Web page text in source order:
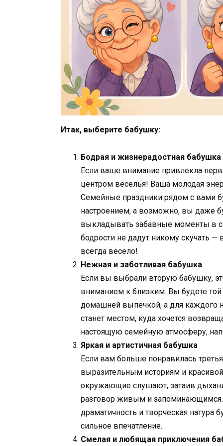
Итак, выберите бабушку:
Бодрая и жизнерадостная бабушка
Если ваше внимание привлекла
центром веселья! Ваша молодая
Семейные праздники рядом с вами
настроением, а возможно, вы даже
выкладывать забавные моменты в
бодрости не дадут никому скучать
всегда весело!
Нежная и заботливая бабушка
Если вы выбрали вторую бабушку,
вниманием к близким. Вы будете
домашней выпечкой, а для каждого
станет местом, куда хочется
настоящую семейную атмосферу,
Яркая и артистичная бабушка
Если вам больше понравилась
выразительным историям и
окружающие слушают, затаив
разговор живым и запоминающимся.
драматичность и творческая натура
сильное впечатление.
Смелая и любящая приключения